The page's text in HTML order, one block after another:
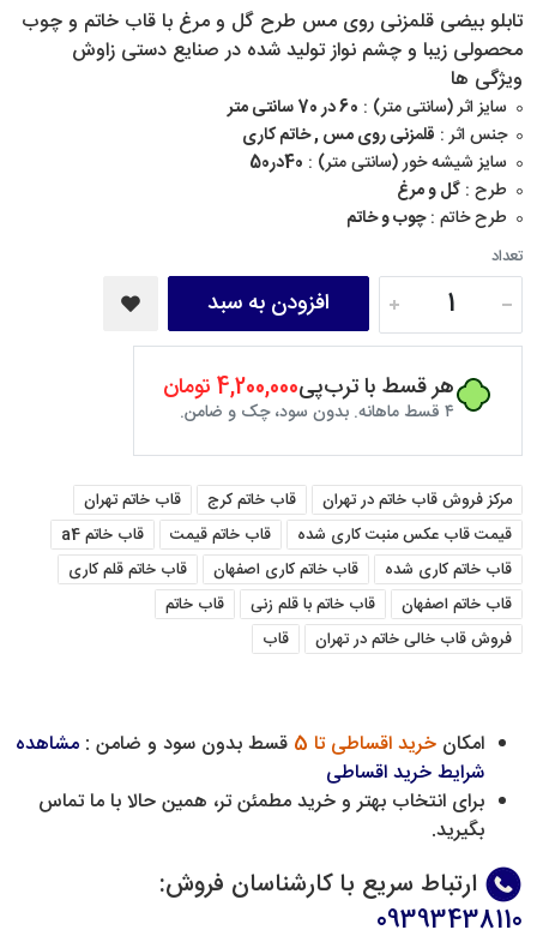
تابلو بیضی قلمزنی روی مس طرح گل و مرغ با قاب خاتم و چوب
محصولی زیبا و چشم نواز تولید شده در صنایع دستی زاوش
ویژگی ها
سایز اثر (سانتی متر) : 60 در 70 سانتی متر
جنس اثر : قلمزنی روی مس , خاتم کاری
سایز شیشه خور (سانتی متر) : 40در50
طرح : گل و مرغ
طرح خاتم :چوب و خاتم
تعداد
افزودن به سبد
هر قسط با ترب‌پی4,200,000 تومان
۴ قسط ماهانه. بدون سود، چک و ضامن.
مرکز فروش قاب خاتم در تهران قاب خاتم کرج
قاب خاتم تهران
قیمت قاب عکس منبت کاری شده
قاب خاتم قیمت
قاب خاتم a4
قاب خاتم کاری شده
قاب خاتم کاری اصفهان
قاب خاتم قلم کاری
قاب خاتم اصفهان
قاب خاتم با قلم زنی
قاب خاتم
فروش قاب خالی خاتم در تهران
قاب
امکان خرید اقساطی تا 5 قسط بدون سود و ضامن : مشاهده
شرایط خرید اقساطی
برای انتخاب بهتر و خرید مطمئن تر، همین حالا با ما تماس
بگیرید.
ارتباط سریع با کارشناسان فروش:
09393438110